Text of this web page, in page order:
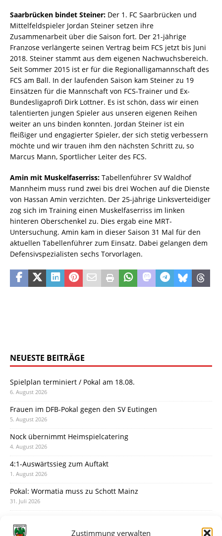
Zustimmung verwalten
Saarbrücken bindet Steiner: Der 1. FC Saarbrücken und
Mittelfeldspieler Jordan Steiner setzen ihre
Zusammenarbeit über die Saison fort. Der 21-jährige
Franzose verlängerte seinen Vertrag beim FCS jetzt bis Juni
2018. Steiner stammt aus dem eigenen Nachwuchsbereich.
Seit Sommer 2015 ist er für die Regionalligamannschaft des
FCS am Ball. In der laufenden Saison kam Steiner zu 19
Einsätzen für die Mannschaft von FCS-Trainer und Ex-
Bundesligaprofi Dirk Lottner. Es ist schön, dass wir einen
talentierten jungen Spieler aus unseren eigenen Reihen
weiter an uns binden konnten. Jordan Steiner ist ein
fleißiger und engagierter Spieler, der sich stetig verbessern
möchte und wir trauen ihm den nächsten Schritt zu, so
Marcus Mann, Sportlicher Leiter des FCS.
Amin mit Muskelfaserriss: Tabellenführer SV Waldhof
Mannheim muss rund zwei bis drei Wochen auf die Dienste
von Hassan Amin verzichten. Der 25-jährige Linksverteidiger
zog sich im Training einen Muskelfaserriss im linken
hinteren Oberschenkel zu. Dies ergab eine MRT-
Untersuchung. Amin kam in dieser Saison 31 Mal für den
aktuellen Tabellenführer zum Einsatz. Dabei gelangen dem
Defensivspezialisten sechs Torvorlagen.
NEUESTE BEITRÄGE
Spielplan terminiert / Pokal am 18.08.
6. August 2026
Frauen im DFB-Pokal gegen den SV Eutingen
5. August 2026
Nock übernimmt Heimspielcatering
4. August 2026
4:1-Auswärtssieg zum Auftakt
1. August 2026
Pokal: Wormatia muss zu Schott Mainz
31. Juli 2026
30. Juli 2026